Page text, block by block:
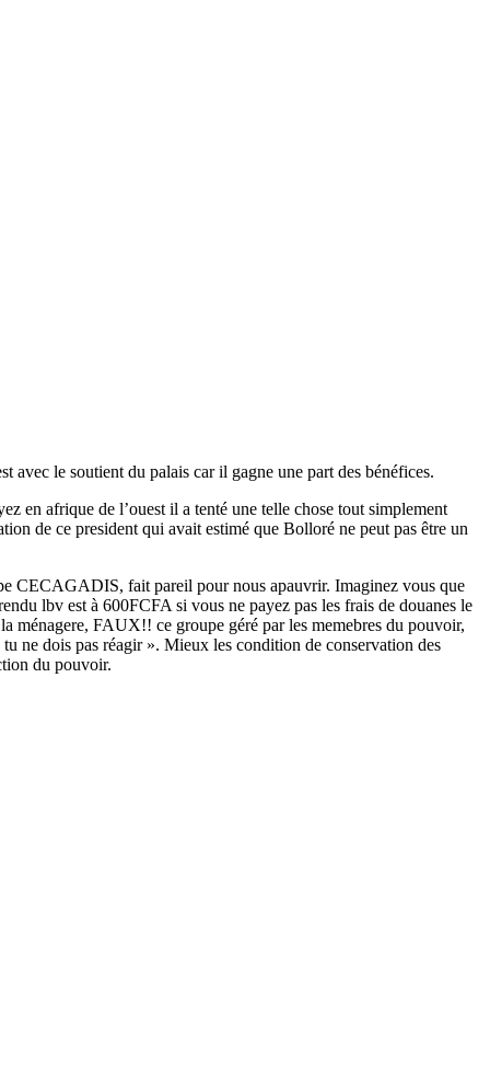
avec le soutient du palais car il gagne une part des bénéfices.
en afrique de l’ouest il a tenté une telle chose tout simplement
de ce president qui avait estimé que Bolloré ne peut pas être un
CECAGADIS, fait pareil pour nous apauvrir. Imaginez vous que
lbv est à 600FCFA si vous ne payez pas les frais de douanes le
ménagere, FAUX!! ce groupe géré par les memebres du pouvoir,
ne dois pas réagir ». Mieux les condition de conservation des
du pouvoir.